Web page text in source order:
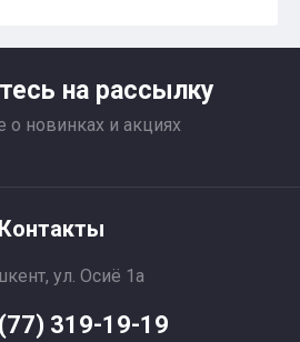
на рассылку
о новинках и акциях
Контакты
ул. Осиё 1a
319-19-19